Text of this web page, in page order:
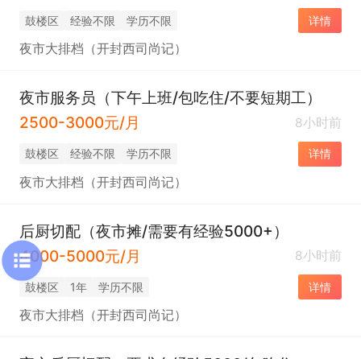
鼓楼区 经验不限 学历不限 详情
夜市大排档（开封西司尚记）
夜市服务员（下午上班/包吃住/不要短期工）
2500-3000元/月
8小时前
鼓楼区 经验不限 学历不限 详情
夜市大排档（开封西司尚记）
后厨切配（夜市摊/需要有经验5000+）
4000-5000元/月
8小时前
鼓楼区 1年 学历不限 详情
夜市大排档（开封西司尚记）